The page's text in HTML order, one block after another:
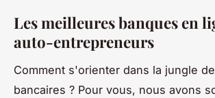
Les meilleures banques en
auto-entrepreneurs
Comment s'orienter dans la jungle
bancaires ? Pour vous, nous avons